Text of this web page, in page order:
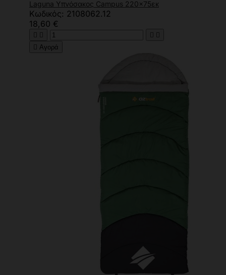
Laguna Υπνόσακος Campus 220x75εκ
Κωδικός: 2108062.12
18,60 €
   
 Αγορά